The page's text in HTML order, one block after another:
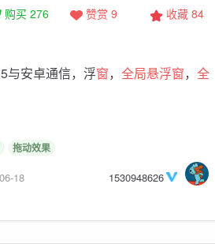
收藏 84
赞赏 9
购买 276
与安卓通信，浮窗， 全局悬浮窗， 全
拖动效果
18 1530948626